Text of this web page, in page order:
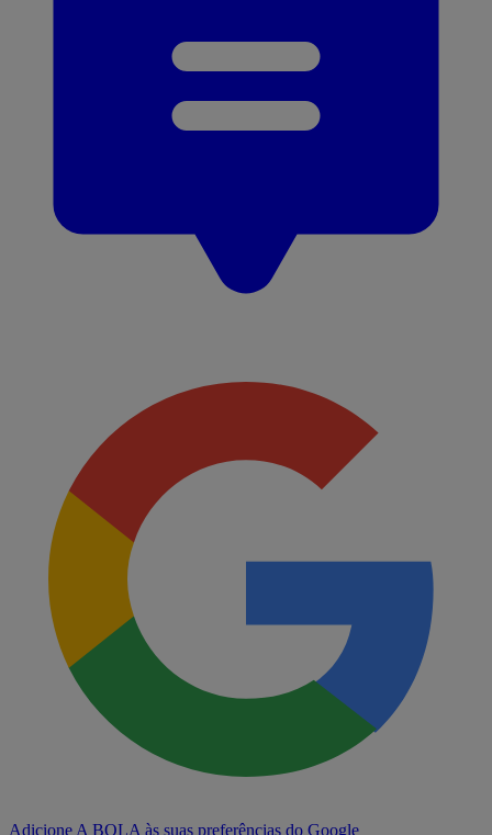
Adicione A BOLA às suas preferências do Google